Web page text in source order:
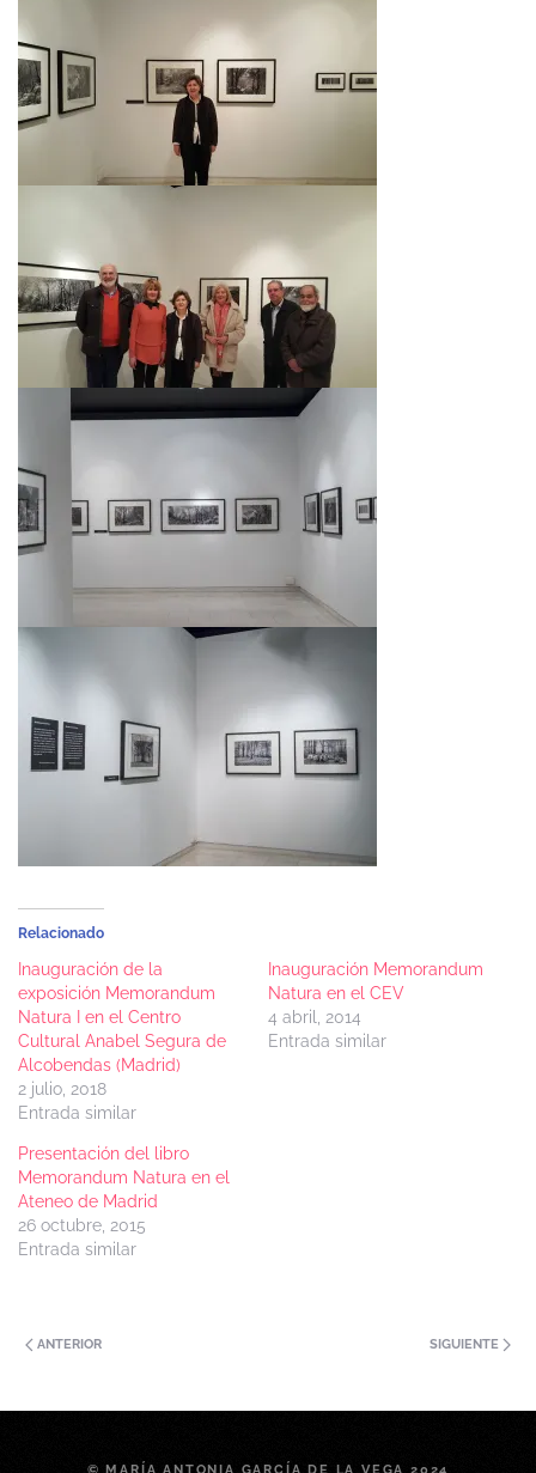
Relacionado
Inauguración de la
exposición Memorandum
Natura I en el Centro
Cultural Anabel Segura de
Alcobendas (Madrid)
2 julio, 2018
Entrada similar
Inauguración Memorandum
Natura en el CEV
4 abril, 2014
Entrada similar
Presentación del libro
Memorandum Natura en el
Ateneo de Madrid
26 octubre, 2015
Entrada similar
ANTERIOR SIGUIENTE
© MARÍA ANTONIA GARCÍA DE LA VEGA 2024